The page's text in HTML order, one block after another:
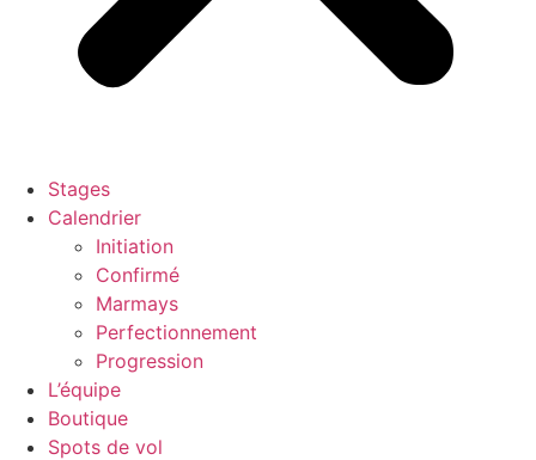
Stages
Calendrier
Initiation
Confirmé
Marmays
Perfectionnement
Progression
L’équipe
Boutique
Spots de vol